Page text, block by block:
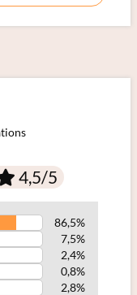
4,5/5
86,5%
7,5%
2,4%
0,8%
2,8%